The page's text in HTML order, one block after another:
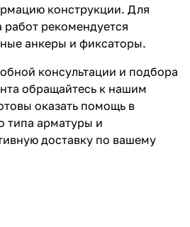
конструкции. Для
рекомендуется
анкеры и фиксаторы.
консультации и подбора
обращайтесь к нашим
оказать помощь в
типа арматуры и
доставку по вашему